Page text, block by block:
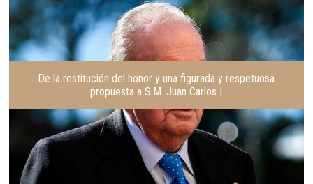
De la restitución del honor y una figurada y respetuosa
propuesta a S.M. Juan Carlos I